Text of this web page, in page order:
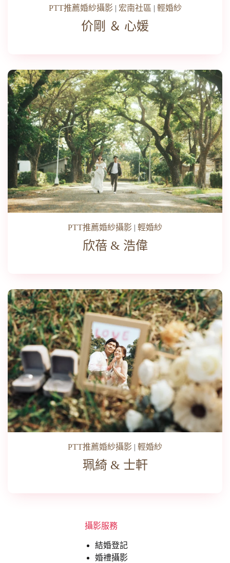
PTT推薦婚紗攝影| 宏南社區 | 輕婚紗
价剛 ＆ 心媛
PTT推薦婚紗攝影 | 輕婚紗
欣蓓 & 浩偉
PTT推薦婚紗攝影 | 輕婚紗
珮綺 & 士軒
攝影服務
結婚登記
婚禮攝影